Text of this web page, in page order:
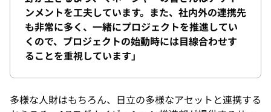
ンメントを工夫しています。また、社内外の連携先
も非常に多く、一緒にプロジェクトを推進してい
くので、プロジェクトの始動時には目線合わせす
ることを重視しています」
多様な人財はもちろん、日立の多様なアセットと連携する